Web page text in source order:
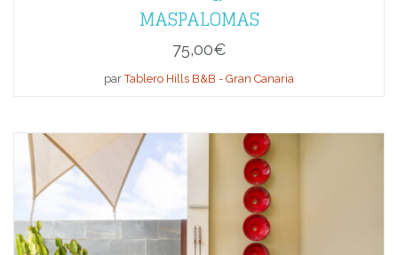
MASPALOMAS
75,00€
parTablero Hills B&B - Gran Canaria